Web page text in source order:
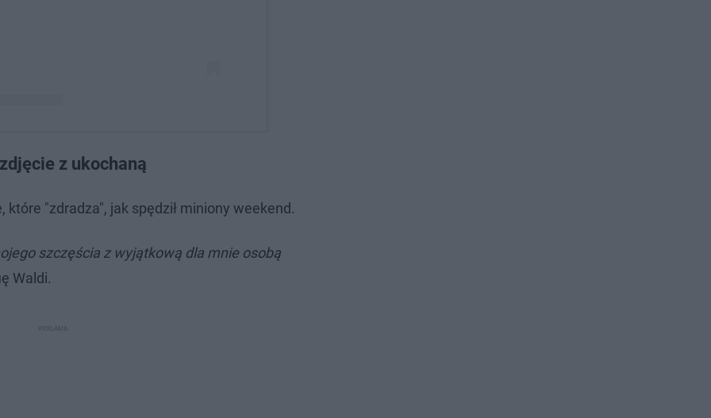
Rolnik szuka żony (@rolnikszukazonytvp)
z ukochaną
"zdradza", jak spędził miniony weekend.
szczęścia z wyjątkową dla mnie osobą
Waldi.